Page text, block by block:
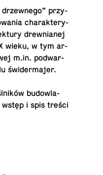
drzew­ne­go” przy­
cha­rak­te­ry­
drew­nia­nej
wieku, w tym ar­
m.​in. pod­war­
świdermajer.
bu­dow­la­
wstęp i spis treści